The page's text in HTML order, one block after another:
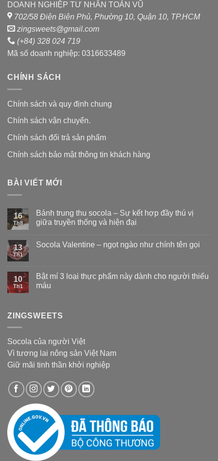
DOANH NGHIỆP TƯ NHÂN TOẢN VŨ
702/58 Điện Biên Phủ, Phường 10, Quận 10, TP.HCM
zingsweets@gmail.com
(+84) 328 024 719
Mã số doanh nghiệp: 0316633489
CHÍNH SÁCH
Chính sách và quy định chung
Chính sách vận chuyển.
Chính sách đổi trả sản phẩm
Chính sách bảo mật thông tin khách hàng
BÀI VIẾT MỚI
16
Th8
Bánh trung thu socola – Sự kết hợp đầy thú vị
giữa truyền thống và hiện đại
13
Th1
Socola Valentine – ngọt ngào như chính tên gọi
10
Th1
Bật mí 3 loại thực phẩm này dành cho người thiếu
máu
ZINGSWEETS
Socola của người Việt
Vì tương lai nông sản Việt Nam
Giữ mãi tinh thần khởi nghiệp